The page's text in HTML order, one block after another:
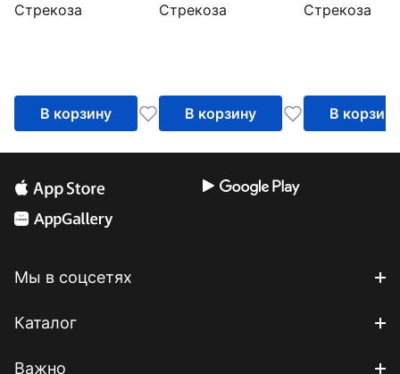
Стрекоза
В корзину
Стрекоза
В корзину
Стрекоза
В корзину
Мы в соцсетях
Каталог
Важно